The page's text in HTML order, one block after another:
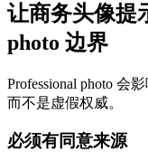
让商务头像提
photo 边界
Professional photo 会
而不是虚假权威。
必须有同意来源